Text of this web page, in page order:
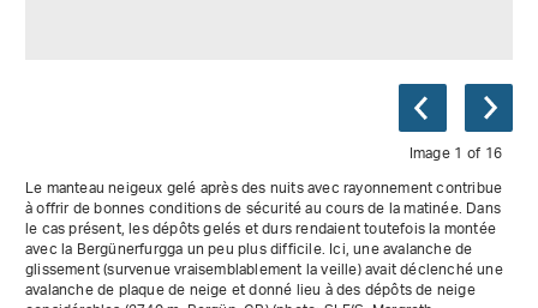
Image 1 of 16
Le manteau neigeux gelé après des nuits avec rayonnement contribue
à offrir de bonnes conditions de sécurité au cours de la matinée. Dans
le cas présent, les dépôts gelés et durs rendaient toutefois la montée
avec la Bergünerfurgga un peu plus difficile. Ici, une avalanche de
glissement (survenue vraisemblablement la veille) avait déclenché une
avalanche de plaque de neige et donné lieu à des dépôts de neige
Download 20190421 CLucas Glatscher da Medel mAval